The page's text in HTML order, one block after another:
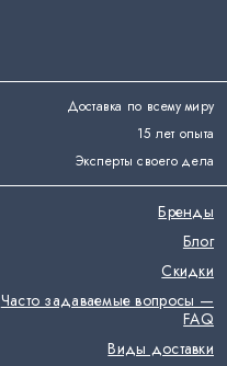
Доставка по всему миру
15 лет опыта
Эксперты своего дела
Бренды
Блог
Скидки
Часто задаваемые вопросы —
FAQ
Виды доставки